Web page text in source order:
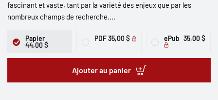
fascinant et vaste, tant par la variété des enjeux que par les
nombreux champs de recherche....
Papier
44,00 $
PDF 35,00 $ ePub 35,00 $
Ajouter au panier